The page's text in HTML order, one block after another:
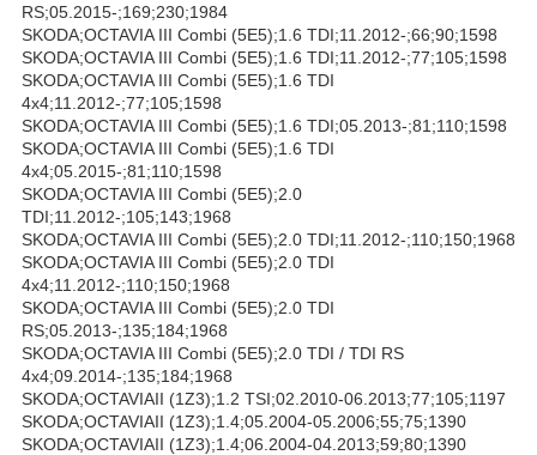
RS;05.2015-;169;230;1984
SKODA;OCTAVIA III Combi (5E5);1.6 TDI;11.2012-;66;90;1598
SKODA;OCTAVIA III Combi (5E5);1.6 TDI;11.2012-;77;105;1598
SKODA;OCTAVIA III Combi (5E5);1.6 TDI
4x4;11.2012-;77;105;1598
SKODA;OCTAVIA III Combi (5E5);1.6 TDI;05.2013-;81;110;1598
SKODA;OCTAVIA III Combi (5E5);1.6 TDI
4x4;05.2015-;81;110;1598
SKODA;OCTAVIA III Combi (5E5);2.0
TDI;11.2012-;105;143;1968
SKODA;OCTAVIA III Combi (5E5);2.0 TDI;11.2012-;110;150;1968
SKODA;OCTAVIA III Combi (5E5);2.0 TDI
4x4;11.2012-;110;150;1968
SKODA;OCTAVIA III Combi (5E5);2.0 TDI
RS;05.2013-;135;184;1968
SKODA;OCTAVIA III Combi (5E5);2.0 TDI / TDI RS
4x4;09.2014-;135;184;1968
SKODA;OCTAVIAII (1Z3);1.2 TSI;02.2010-06.2013;77;105;1197
SKODA;OCTAVIAII (1Z3);1.4;05.2004-05.2006;55;75;1390
SKODA;OCTAVIAII (1Z3);1.4;06.2004-04.2013;59;80;1390